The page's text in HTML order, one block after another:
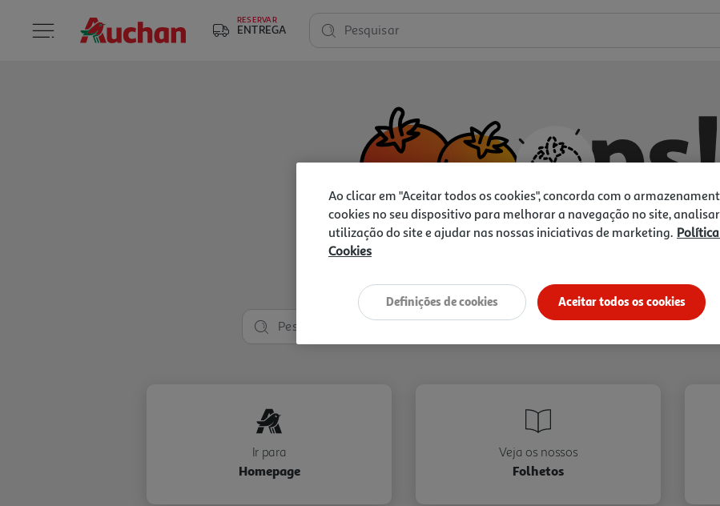
RESERVAR
ENTREGA Pesquisar
Vamos tentar de novo?
Ir para
Homepage
Veja os nossos
Folhetos
Ao clicar em "Aceitar todos os cookies", concorda com o
cookies no seu dispositivo para melhorar a navegação no site,
utilização do site e ajudar nas nossas iniciativas de marketing.
Cookies
Aceitar todos os cookies
Definições de cookies